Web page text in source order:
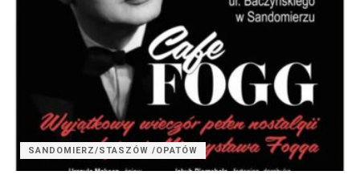
SANDOMIERZ/STASZÓW /OPATÓW